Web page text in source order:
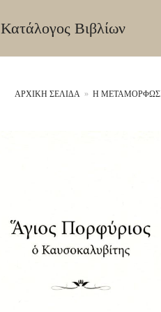
Κατάλογος Βιβλίων
ΑΡΧΙΚΉ ΣΕΛΊΔΑ » Η